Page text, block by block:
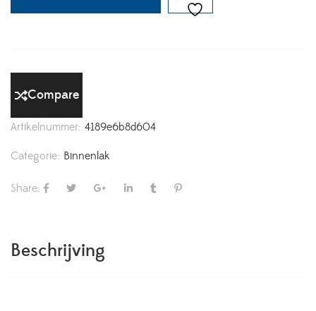
Compare
Artikelnummer: 4189e6b8d604
Categorie: Binnenlak
Share:
Beschrijving